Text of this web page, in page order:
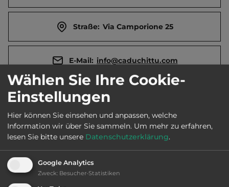
Straße: Via Camporione 25
E-Mail: info@caduchittu.com
Webseite:
Öffnungszeiten: Ganzjährig geöffnet
Telefon:
Wählen Sie Ihre Cookie-
Einstellungen
Hier können Sie einsehen und anpassen, welche
Information wir über Sie sammeln. Um mehr zu erfahren,
lesen Sie bitte unsere Datenschutzerklärung.
Google Analytics
Zweck: Besucher-Statistiken